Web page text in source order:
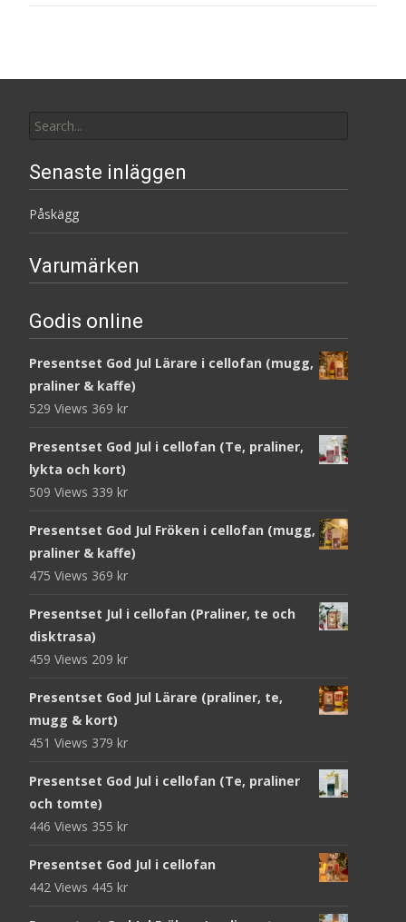
for:
Senaste inläggen
Påskägg
Varumärken
Godis online
Presentset God Jul Lärare i cellofan (mugg,
praliner & kaffe)
529 Views 369 kr
Presentset God Jul i cellofan (Te, praliner,
lykta och kort)
509 Views 339 kr
Presentset God Jul Fröken i cellofan (mugg,
praliner & kaffe)
475 Views 369 kr
Presentset Jul i cellofan (Praliner, te och
disktrasa)
459 Views 209 kr
Presentset God Jul Lärare (praliner, te,
mugg & kort)
451 Views 379 kr
Presentset God Jul i cellofan (Te, praliner
och tomte)
446 Views 355 kr
Presentset God Jul i cellofan
442 Views 445 kr